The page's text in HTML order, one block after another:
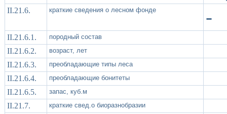
II.21.6. краткие сведения о лесном фонде -
II.21.6.1. породный состав
II.21.6.2. возраст, лет
II.21.6.3. преобладающие типы леса
II.21.6.4. преобладающие бонитеты
II.21.6.5. запас, куб.м
II.21.7. краткие свед.о биоразнобразии